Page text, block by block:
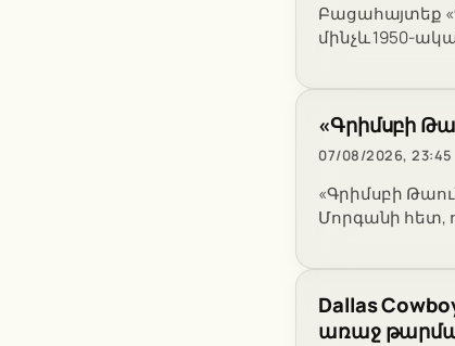
Բացահայտեք
մինչև 1950-
«Գրիմսբի
07/08/2026, 23:45
«Գրիմսբի
Մորգանի հետ,
Dallas
առաջ